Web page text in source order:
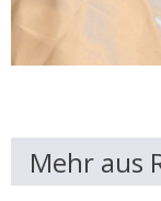
Mehr aus